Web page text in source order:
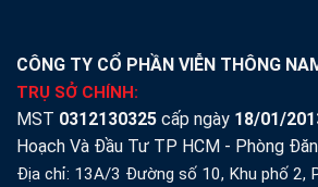
CÔNG TY CỔ PHẦN VIỄN THÔNG
TRỤ SỞ CHÍNH:
MST 0312130325 cấp ngày 18/01/
Hoạch Và Đầu Tư TP HCM - Phòng
Địa chỉ: 13A/3 Đường số 10, Khu phố 2,